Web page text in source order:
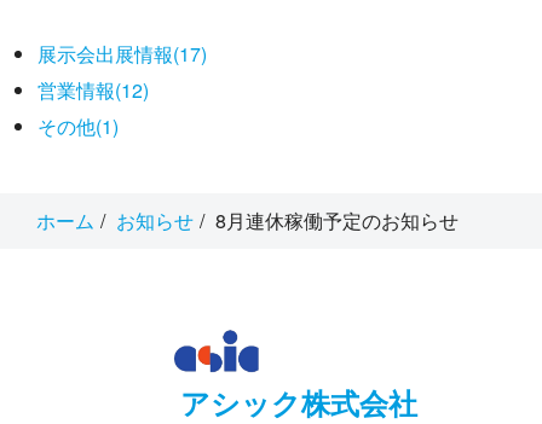
展示会出展情報(17)
営業情報(12)
その他(1)
ホーム お知らせ 8月連休稼働予定のお知らせ
アシック株式会社